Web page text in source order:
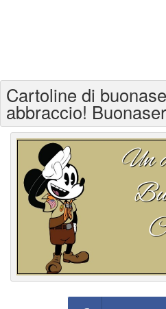
Cartoline auguri anni
Cartoline giorni anno
Cartoline giorni settimana
Cartoline musicali
Cartoline animate
Cartoline di
abbraccio!